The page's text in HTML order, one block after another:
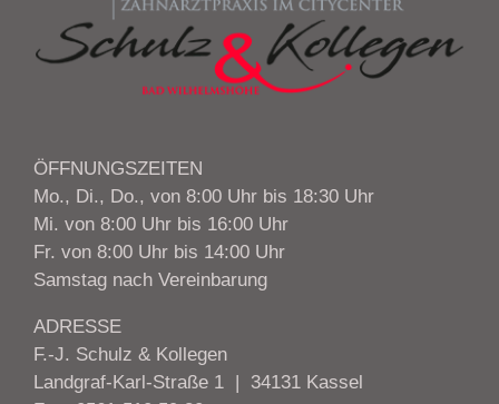
ÖFFNUNGSZEITEN
Mo., Di., Do., von 8:00 Uhr bis 18:30 Uhr
Mi. von 8:00 Uhr bis 16:00 Uhr
Fr. von 8:00 Uhr bis 14:00 Uhr
Samstag nach Vereinbarung
ADRESSE
F.-J. Schulz & Kollegen
Landgraf-Karl-Straße 1 |  34131 Kassel